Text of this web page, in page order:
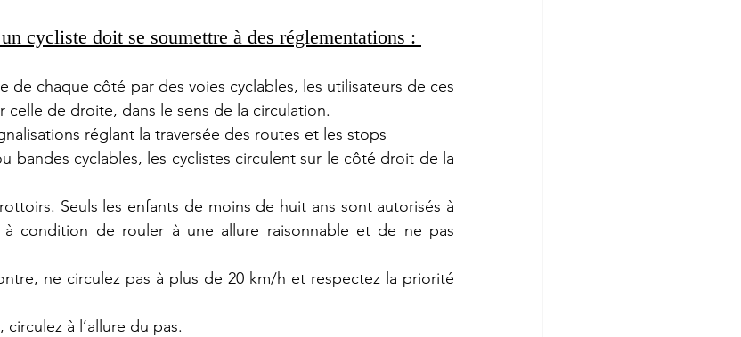
cycliste doit se soumettre à des réglementations :
de chaque côté par des voies cyclables, les utilisateurs de ces
celle de droite, dans le sens de la circulation.
réglant la traversée des routes et les stops
bandes cyclables, les cyclistes circulent sur le côté droit de la
Seuls les enfants de moins de huit ans sont autorisés à
condition de rouler à une allure raisonnable et de ne pas
ne circulez pas à plus de 20 km/h et respectez la priorité
à l’allure du pas.